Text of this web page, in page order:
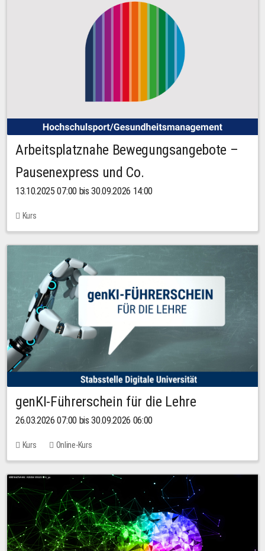
Arbeitsplatznahe Bewegungsangebote –
Pausenexpress und Co.
13.10.2025 07:00 bis 30.09.2026 14:00
Kurs
genKI-Führerschein für die Lehre
26.03.2026 07:00 bis 30.09.2026 06:00
Kurs Online-Kurs